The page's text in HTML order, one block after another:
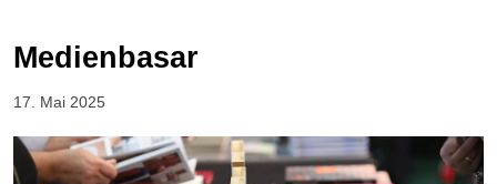
Medienbasar
17. Mai 2025